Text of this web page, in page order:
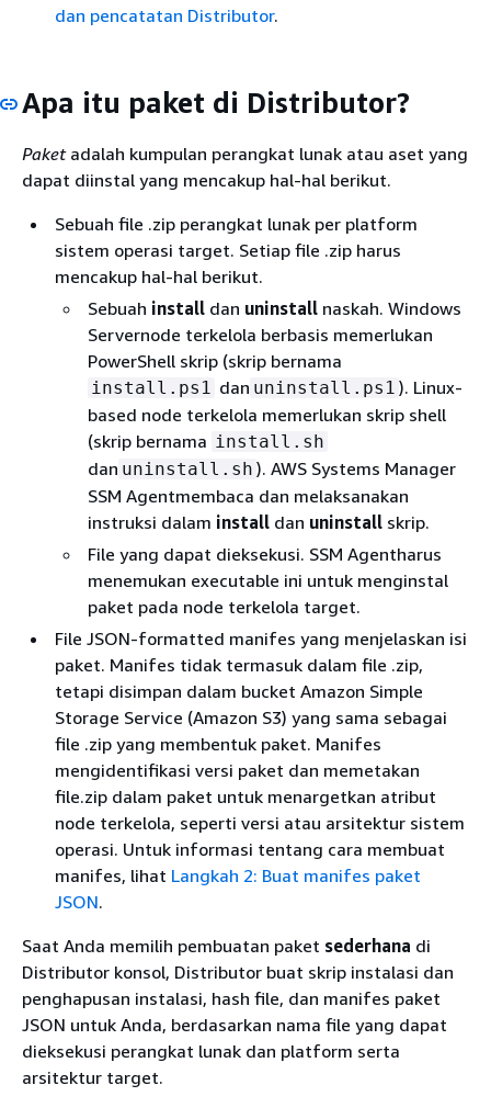
dan pencatatan Distributor.
Apa itu paket di Distributor?
Paketadalah kumpulan perangkat lunak atau aset yang
dapat diinstal yang mencakup hal-hal berikut.
Sebuah file .zip perangkat lunak per platform
sistem operasi target. Setiap file .zip harus
mencakup hal-hal berikut.
Sebuah install dan uninstall naskah. Windows
Servernode terkelola berbasis memerlukan
PowerShell skrip (skrip bernama
install.ps1 dan uninstall.ps1 ). Linux-
based node terkelola memerlukan skrip shell
(skrip bernama install.sh
dan uninstall.sh ). AWS Systems Manager
SSM Agentmembaca dan melaksanakan
instruksi dalam install dan uninstall skrip.
File yang dapat dieksekusi. SSM Agentharus
menemukan executable ini untuk menginstal
paket pada node terkelola target.
File JSON-formatted manifes yang menjelaskan isi
paket. Manifes tidak termasuk dalam file .zip,
tetapi disimpan dalam bucket Amazon Simple
Storage Service (Amazon S3) yang sama sebagai
file .zip yang membentuk paket. Manifes
mengidentifikasi versi paket dan memetakan
file.zip dalam paket untuk menargetkan atribut
node terkelola, seperti versi atau arsitektur sistem
operasi. Untuk informasi tentang cara membuat
manifes, lihat Langkah 2: Buat manifes paket
JSON.
Saat Anda memilih pembuatan paket sederhana di
Distributor konsol, Distributor buat skrip instalasi dan
penghapusan instalasi, hash file, dan manifes paket
JSON untuk Anda, berdasarkan nama file yang dapat
dieksekusi perangkat lunak dan platform serta
arsitektur target.